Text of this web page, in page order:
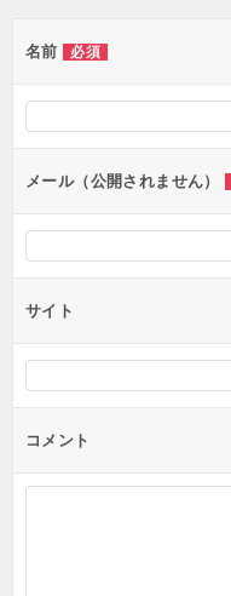
ー
シ
ン
名前 必須
メール（公開されません）
サイト
コメント